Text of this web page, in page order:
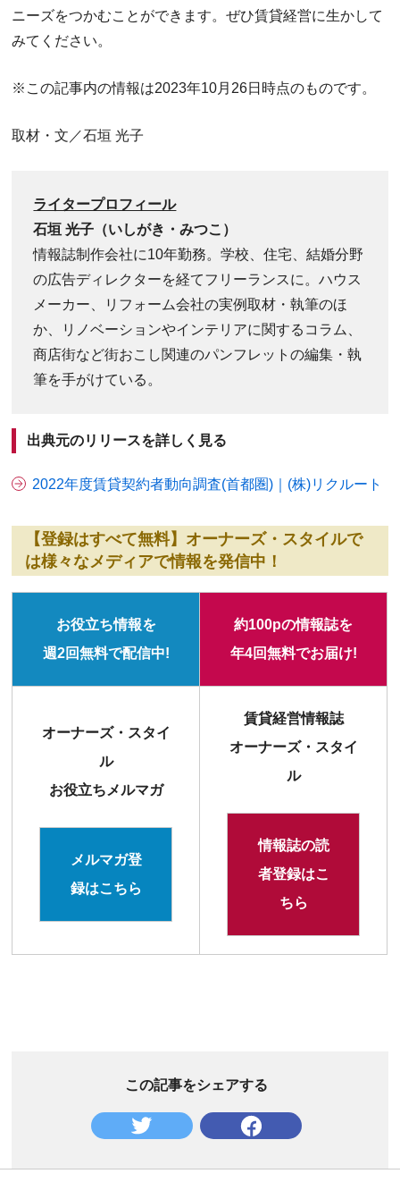
ニーズをつかむことができます。ぜひ賃貸経営に生かして
みてください。
※この記事内の情報は2023年10月26日時点のものです。
取材・文／石垣 光子
ライタープロフィール
石垣 光子（いしがき・みつこ）
情報誌制作会社に10年勤務。学校、住宅、結婚分野
の広告ディレクターを経てフリーランスに。ハウス
メーカー、リフォーム会社の実例取材・執筆のほ
か、リノベーションやインテリアに関するコラム、
商店街など街おこし関連のパンフレットの編集・執
筆を手がけている。
出典元のリリースを詳しく見る
2022年度賃貸契約者動向調査(首都圏)｜(株)リクルート
【登録はすべて無料】オーナーズ・スタイルで
は様々なメディアで情報を発信中！
お役立ち情報を
週2回無料で配信中!
約100pの情報誌を
年4回無料でお届け!
オーナーズ・スタイ
ル
お役立ちメルマガ
メルマガ登
録はこちら
賃貸経営情報誌
オーナーズ・スタイ
ル
情報誌の読
者登録はこ
ちら
この記事をシェアする